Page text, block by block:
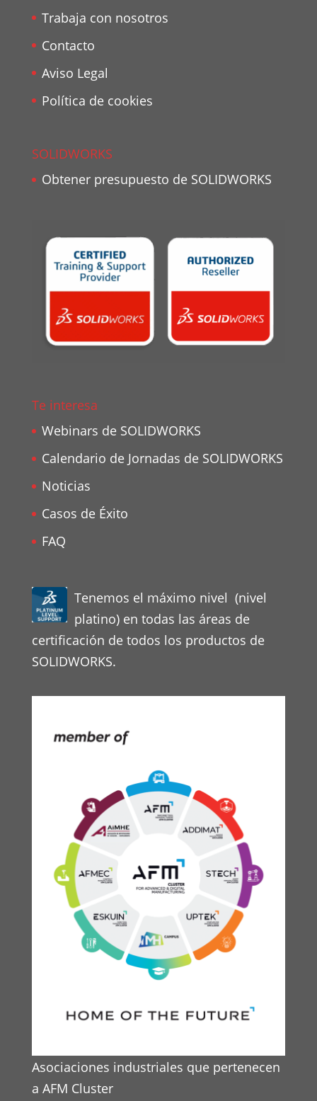
Trabaja con nosotros
Contacto
Aviso Legal
Política de cookies
SOLIDWORKS
Obtener presupuesto de SOLIDWORKS
Te interesa
Webinars de SOLIDWORKS
Calendario de Jornadas de SOLIDWORKS
Noticias
Casos de Éxito
FAQ
Tenemos el máximo nivel (nivel
platino) en todas las áreas de
certificación de todos los productos de
SOLIDWORKS.
Asociaciones industriales que pertenecen
a AFM Cluster